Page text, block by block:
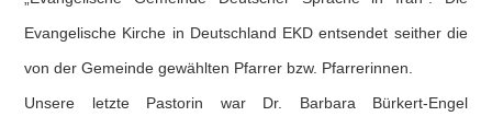
Evangelische Kirche in Deutschland EKD entsendet seither die
von der Gemeinde gewählten Pfarrer bzw. Pfarrerinnen.
Unsere letzte Pastorin war Dr. Barbara Bürkert-Engel